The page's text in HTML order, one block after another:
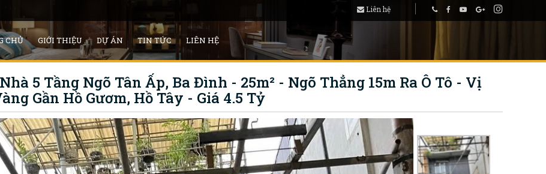
Liên hệ
CHỦ GIỚI THIỆU DỰ ÁN TIN TỨC LIÊN HỆ
5 Tầng Ngõ Tân Ấp, Ba Đình - 25m² - Ngõ Thẳng 15m Ra Ô Tô - Vị
Gần Hồ Gươm, Hồ Tây - Giá 4.5 Tỷ